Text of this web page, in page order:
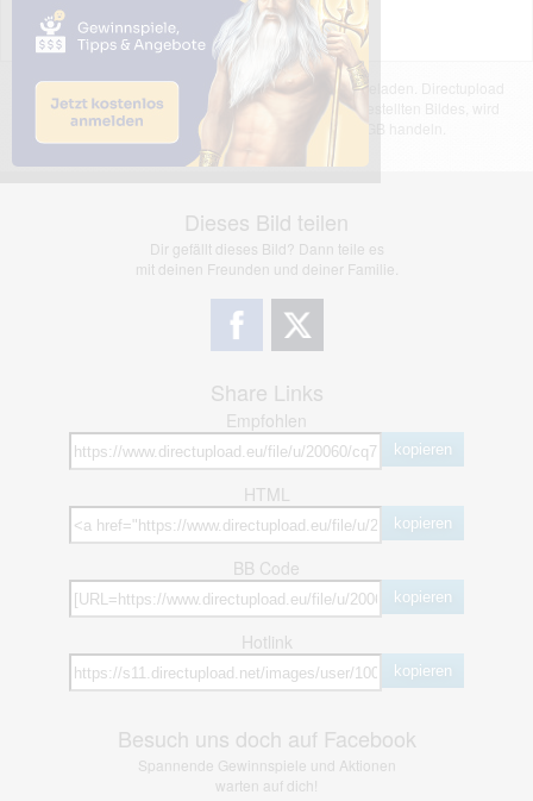
Das dargestellte Bild wurde von einem Nutzer hochgeladen. Directupload
übernimmt keinerlei Haftung für den Inhalt des dargestellten Bildes, wird
jedoch bei Verstößen nach §2(3) unserer AGB handeln.
Dieses Bild teilen
Dir gefällt dieses Bild? Dann teile es
mit deinen Freunden und deiner Familie.
Share Links
Empfohlen
kopieren
HTML
kopieren
BB Code
kopieren
Hotlink
kopieren
Besuch uns doch auf Facebook
Spannende Gewinnspiele und Aktionen
warten auf dich!